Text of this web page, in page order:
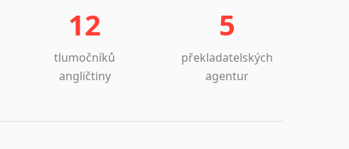
12
tlumočníků
angličtiny
5
překladatelských
agentur